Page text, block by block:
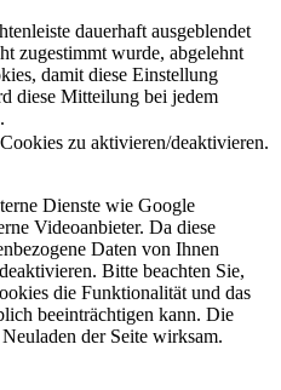
dauerhaft ausgeblendet
zugestimmt wurde, abgelehnt
damit diese Einstellung
diese Mitteilung bei jedem
zu aktivieren/deaktivieren.
Dienste wie Google
Videoanbieter. Da diese
Daten von Ihnen
Bitte beachten Sie,
die Funktionalität und das
beeinträchtigen kann. Die
der Seite wirksam.